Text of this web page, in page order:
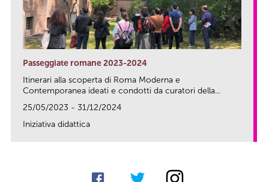
Passeggiate romane 2023-2024
Itinerari alla scoperta di Roma Moderna e
Contemporanea ideati e condotti da curatori della...
25/05/2023 - 31/12/2024
Iniziativa didattica